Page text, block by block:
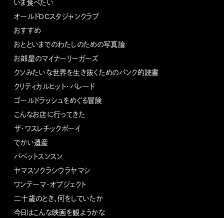
いま食べたい
オールドDCスタジャンクラブ
おすすめ
おとといまでのわたしのための写真論
お部屋のマイナーリーガーズ
クソみたいな世界を生き抜くためのパンク的読書
クリティカルヒット・パレード
ゴールドラッシュをめぐる冒険
こんなお店に行ってきた
ザ・ワスレチックボーイ
でかい遺産
パペットスンスン
ヤマスソクラシウラヤマシ
ワンテーマ・オブジェクト
二十歳のとき、何をしていたか
今日はこんな映画を観ようかな